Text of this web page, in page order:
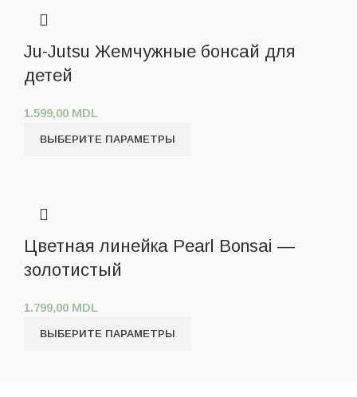
Ju-Jutsu Жемчужные бонсай для
детей
1.599,00 MDL
ВЫБЕРИТЕ ПАРАМЕТРЫ
Цветная линейка Pearl Bonsai —
золотистый
1.799,00 MDL
ВЫБЕРИТЕ ПАРАМЕТРЫ